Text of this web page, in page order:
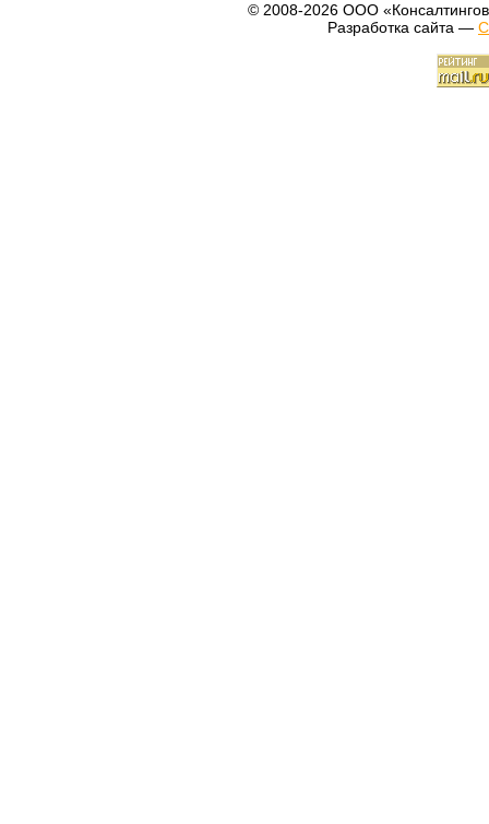
© 2008-2026 ООО
Разработка сайта —